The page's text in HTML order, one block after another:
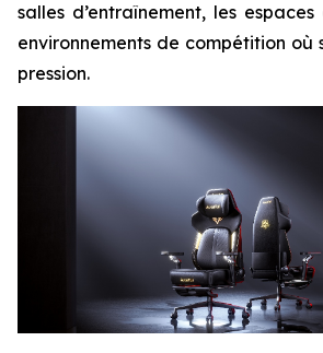
salles d’entraînement, les
environnements de compétition où
pression.